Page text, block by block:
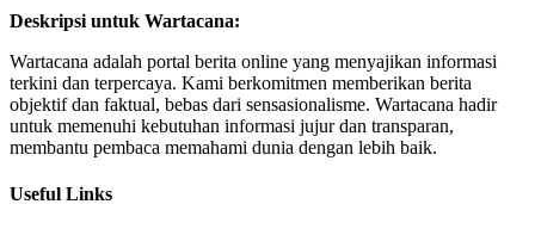
Deskripsi untuk Wartacana:
Wartacana adalah portal berita online yang menyajikan informasi
terkini dan terpercaya. Kami berkomitmen memberikan berita
objektif dan faktual, bebas dari sensasionalisme. Wartacana hadir
untuk memenuhi kebutuhan informasi jujur dan transparan,
membantu pembaca memahami dunia dengan lebih baik.
Useful Links